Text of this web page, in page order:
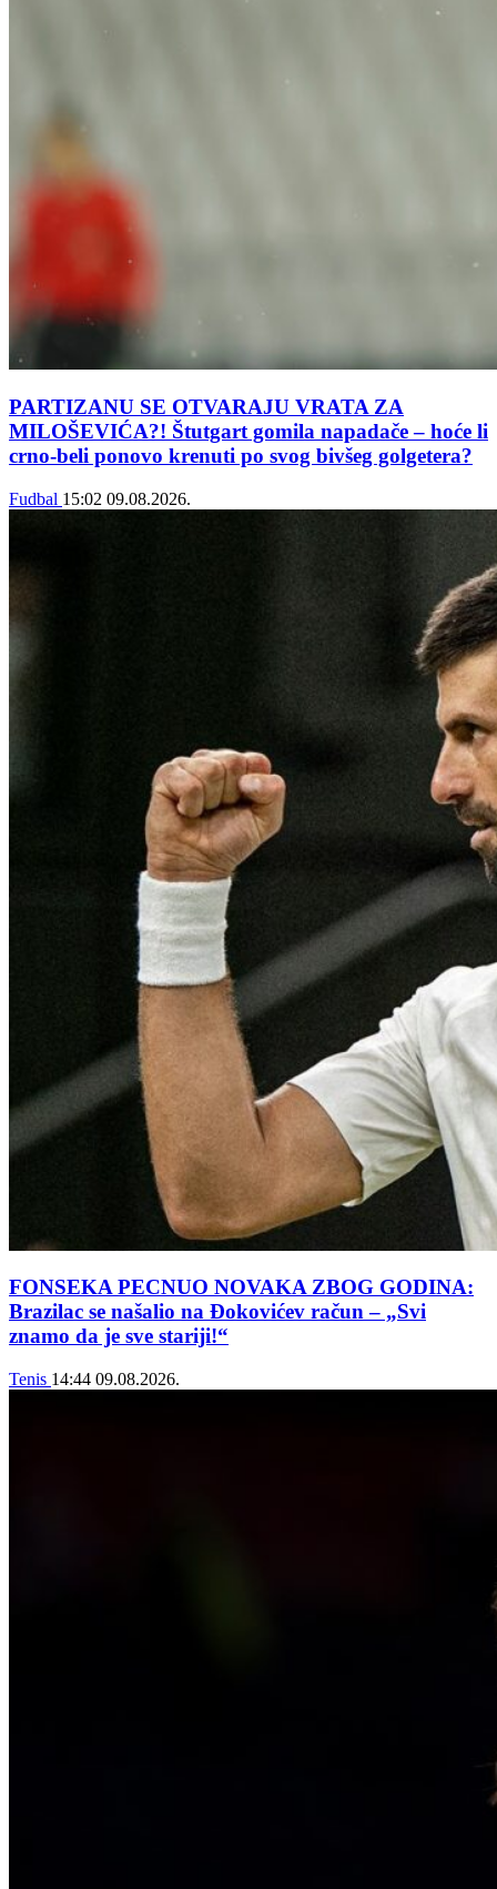
PARTIZANU SE OTVARAJU VRATA ZA
MILOŠEVIĆA?! Štutgart gomila napadače – hoće li
crno-beli ponovo krenuti po svog bivšeg golgetera?
Fudbal 15:02 09.08.2026.
FONSEKA PECNUO NOVAKA ZBOG GODINA:
Brazilac se našalio na Đokovićev račun – „Svi
znamo da je sve stariji!“
Tenis 14:44 09.08.2026.